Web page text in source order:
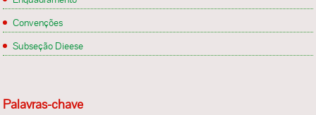
Convenções
Subseção Dieese
Palavras-chave